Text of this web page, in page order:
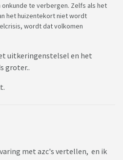
onkunde te verbergen. Zelfs als het
het huizentekort niet wordt
wordt dat volkomen
uitkeringenstelsel en het
groter..
met azc's vertellen, en ik